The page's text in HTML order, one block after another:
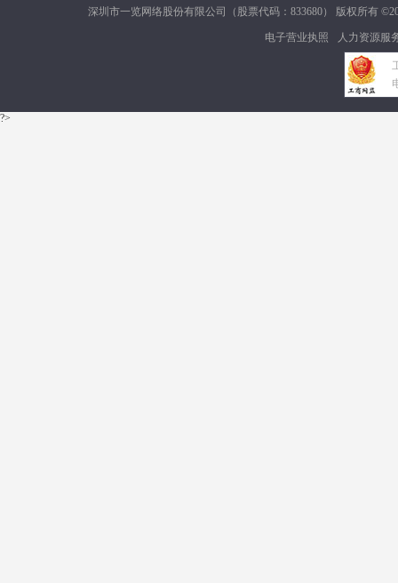
深圳市一览网络股份有限公司（股票代码：833680） 版权所有
电子营业执照 人力资源服
?>